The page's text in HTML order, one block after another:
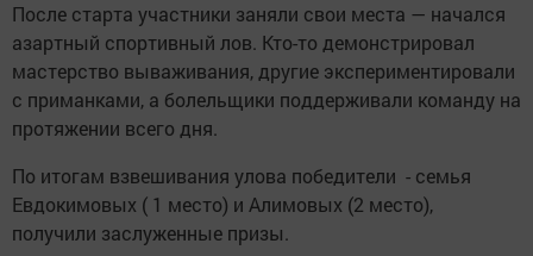
После старта участники заняли свои места — начался
азартный спортивный лов. Кто-то демонстрировал
мастерство вываживания, другие экспериментировали
с приманками, а болельщики поддерживали команду на
протяжении всего дня.
По итогам взвешивания улова победители - семья
Евдокимовых ( 1 место) и Алимовых (2 место),
получили заслуженные призы.